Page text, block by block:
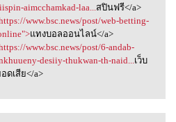
aimcchamkad-laa... สปินฟรี</a>
www.bsc.news/post/web-betting-
แทงบอลออนไลน์</a>
www.bsc.news/post/6-andab-
desiiy-thukwan-th-naid... เว็บ
เสีย</a>